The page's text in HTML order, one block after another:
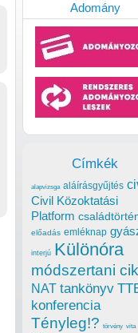
Adomány
Címkék
alapvizsga aláírásgyűjtés
Civil Közoktatási
Platform
előadás emléknap
interjú Különóra
módszertani
NAT tankönyv
konferencia
Tényleg!? törvény vita